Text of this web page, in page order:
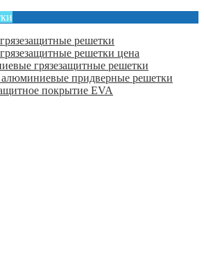
решетки
решетки цена
грязезащитные решетки
алюминиевые придверные решетки
покрытие EVA